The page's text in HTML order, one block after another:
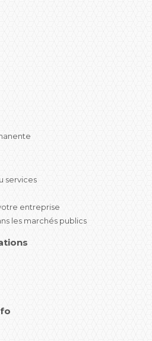
services
entreprise
les marchés publics